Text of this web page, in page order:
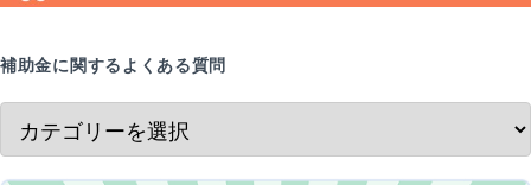
補助金に関するよくある質問